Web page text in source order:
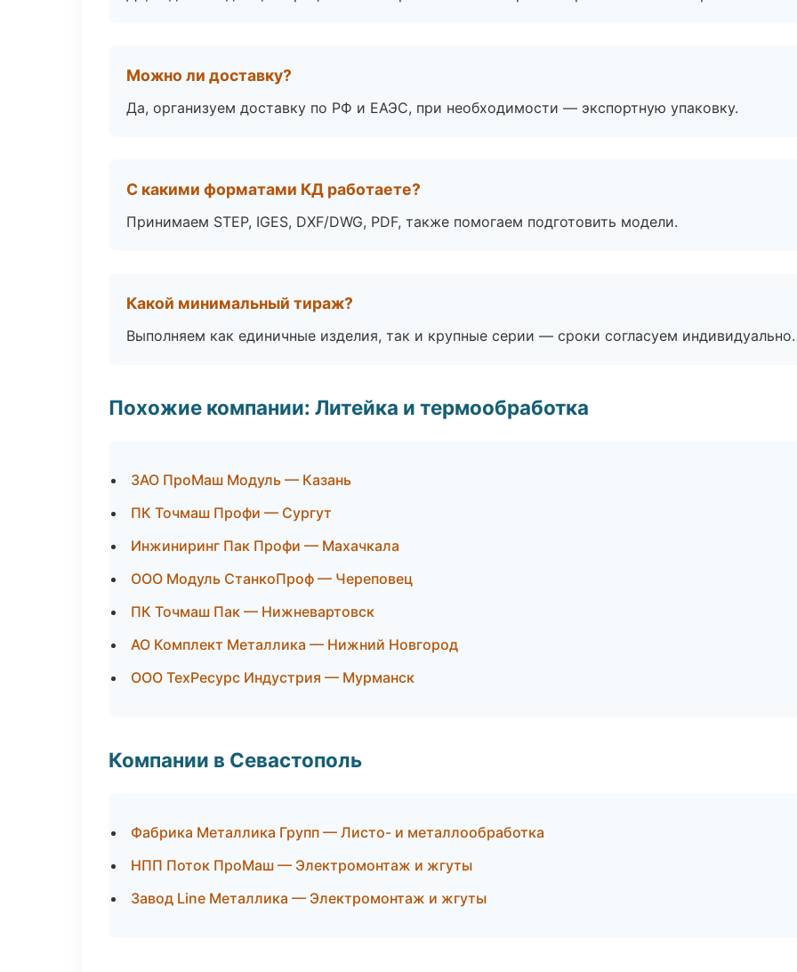
Можно ли доставку?
Да, организуем доставку по РФ и ЕАЭС, при необходимости — экспортную упаковку.
С какими форматами КД работаете?
Принимаем STEP, IGES, DXF/DWG, PDF, также помогаем подготовить модели.
Какой минимальный тираж?
Выполняем как единичные изделия, так и крупные серии — сроки согласуем индивидуально.
Похожие компании: Литейка и термообработка
ЗАО ПроМаш Модуль — Казань
ПК Точмаш Профи — Сургут
Инжиниринг Пак Профи — Махачкала
ООО Модуль СтанкоПроф — Череповец
ПК Точмаш Пак — Нижневартовск
АО Комплект Металлика — Нижний Новгород
ООО ТехРесурс Индустрия — Мурманск
Компании в Севастополь
Фабрика Металлика Групп — Листо- и металлообработка
НПП Поток ПроМаш — Электромонтаж и жгуты
Завод Line Металлика — Электромонтаж и жгуты